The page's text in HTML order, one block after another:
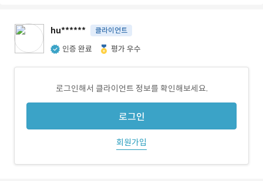
hu****** 클라이언트
인증 완료 평가 우수
로그인해서 클라이언트 정보를 확인해보세요.
로그인
회원가입